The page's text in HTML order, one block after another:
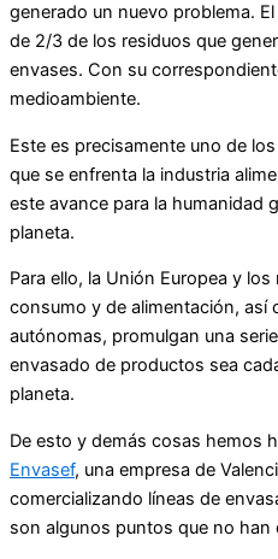
generado un nuevo problema.
de 2/3 de los residuos que
envases. Con su
medioambiente.
Este es precisamente uno de
que se enfrenta la industria
este avance para la humanidad
planeta.
Para ello, la Unión Europea y
consumo y de alimentación, así
autónomas, promulgan una
envasado de productos sea
planeta.
De esto y demás cosas hemos
Envasef, una empresa de
comercializando líneas de
son algunos puntos que no